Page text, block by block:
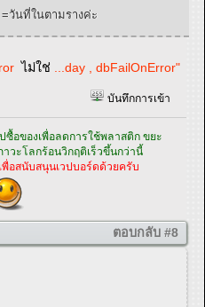
วันที่ในตามรางค่ะ
ไม่ใช่ ...day , dbFailOnError"
บันทึกการเข้า
ซื้อของเพื่อลดการใช้พลาสติก ขยะ
วะโลกร้อนวิกฤติเร็วขึ้นกว่านี้
อสนับสนุนเวปบอร์ดด้วยครับ
ตอบกลับ #8